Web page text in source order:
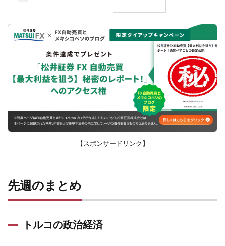
【スポンサードリンク】
先週のまとめ
トルコの政治経済